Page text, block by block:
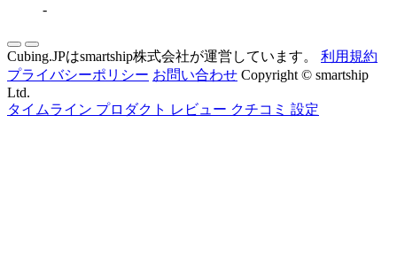
-
Cubing.JPはsmartship株式会社が運営しています。
利用規約
プライバシーポリシー お問い合わせ Copyright © smartship
Ltd.
タイムライン プロダクト レビュー クチコミ 設定